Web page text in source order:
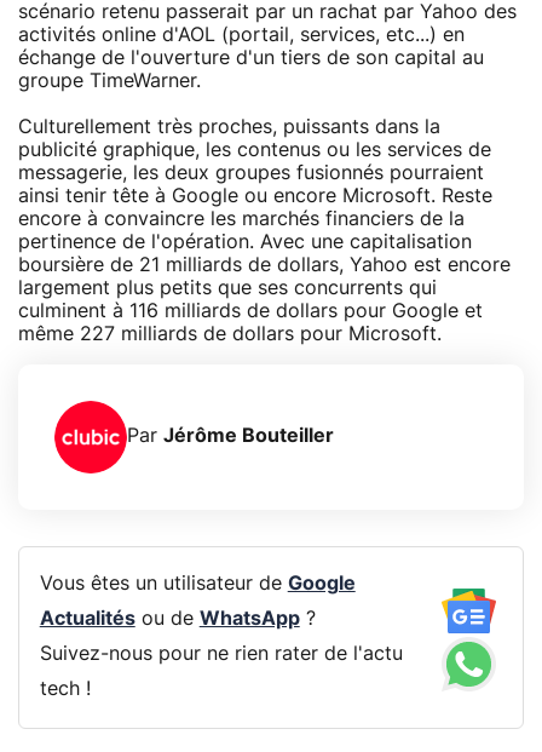
scénario retenu passerait par un rachat par Yahoo des
activités online d'AOL (portail, services, etc...) en
échange de l'ouverture d'un tiers de son capital au
groupe TimeWarner.
Culturellement très proches, puissants dans la
publicité graphique, les contenus ou les services de
messagerie, les deux groupes fusionnés pourraient
ainsi tenir tête à Google ou encore Microsoft. Reste
encore à convaincre les marchés financiers de la
pertinence de l'opération. Avec une capitalisation
boursière de 21 milliards de dollars, Yahoo est encore
largement plus petits que ses concurrents qui
culminent à 116 milliards de dollars pour Google et
même 227 milliards de dollars pour Microsoft.
Par Jérôme Bouteiller
Vous êtes un utilisateur de Google
Actualitésou de WhatsApp?
Suivez-nous pour ne rien rater de l'actu
tech !